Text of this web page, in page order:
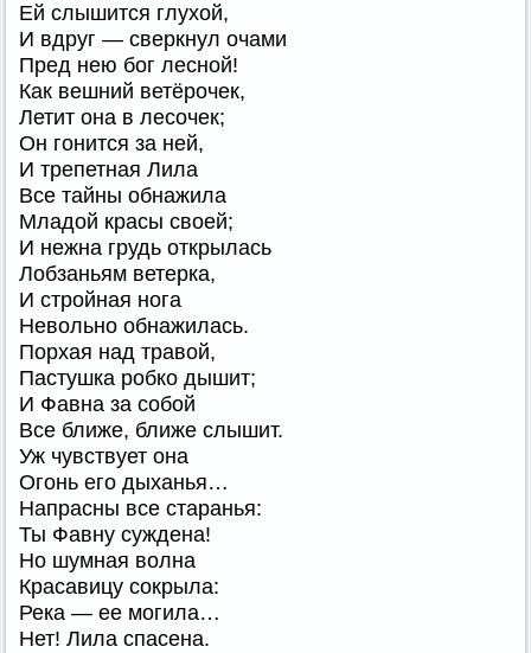
Ей слышится глухой,
И вдруг — сверкнул очами
Пред нею бог лесной!
Как вешний ветёрочек,
Летит она в лесочек;
Он гонится за ней,
И трепетная Лила
Все тайны обнажила
Младой красы своей;
И нежна грудь открылась
Лобзаньям ветерка,
И стройная нога
Невольно обнажилась.
Порхая над травой,
Пастушка робко дышит;
И Фавна за собой
Все ближе, ближе слышит.
Уж чувствует она
Огонь его дыханья…
Напрасны все старанья:
Ты Фавну суждена!
Но шумная волна
Красавицу сокрыла:
Река — ее могила…
Нет! Лила спасена.